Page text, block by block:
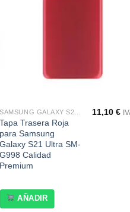
Tapa Trasera Roja
para Samsung
Galaxy S21 Ultra SM-
G998 Calidad
Premium
11,10 €
AÑADIR